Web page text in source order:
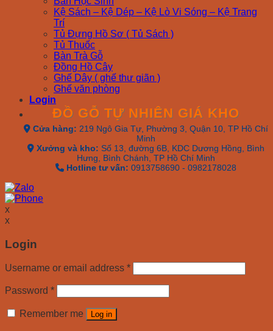
Kệ Sách – Kệ Dép – Kệ Lò Vi Sóng – Kệ Trang
Trí
Tủ Đựng Hồ Sơ ( Tủ Sách )
Tủ Thuốc
Bàn Trà Gỗ
Đồng Hồ Cây
Ghế Dây ( ghế thư giãn )
Ghế văn phòng
Login
ĐỒ GỖ TỰ NHIÊN GIÁ KHO
Cửa hàng: 219 Ngô Gia Tự, Phường 3, Quận 10, TP Hồ Chí
Minh
Xưởng và kho: Số 13, đường 6B, KDC Dương Hồng, Bình
Hưng, Bình Chánh, TP Hồ Chí Minh
Hotline tư vấn: 0913758690 - 0982178028
x
x
Login
Username or email address *
Password *
Remember me Log in